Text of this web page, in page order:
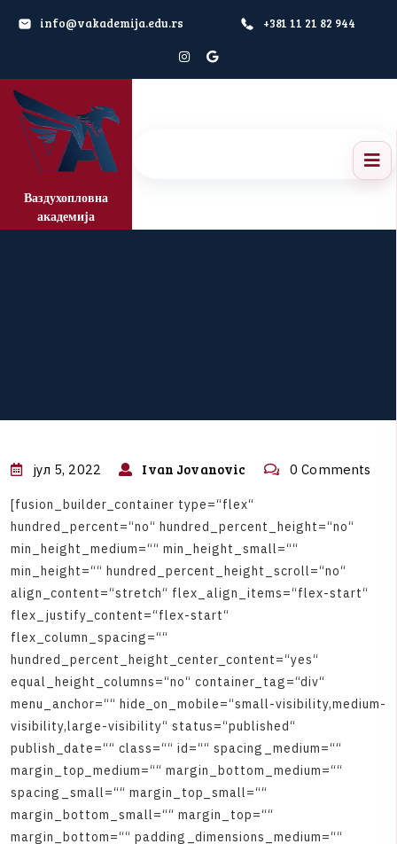
info@vakademija.edu.rs +381 11 21 82 944
Ваздухопловна
академија
јул 5, 2022 Ivan Jovanovic 0 Comments
[fusion builder container type=“flex“
hundred percent=“no“ hundred percent height=“no“
min height medium=““ min height small=““
min height=““ hundred percent height scroll=“no“
align content=“stretch“ flex align items=“flex-start“
flex justify content=“flex-start“
flex column spacing=““
hundred percent height center content=“yes“
equal height columns=“no“ container tag=“div“
menu anchor=““ hide on mobile=“small-visibility,medium-
visibility,large-visibility“ status=“published“
publish date=““ class=““ id=““ spacing medium=““
margin top medium=““ margin bottom medium=““
spacing small=““ margin top small=““
margin bottom small=““ margin top=““
margin bottom=““ padding dimensions medium=““